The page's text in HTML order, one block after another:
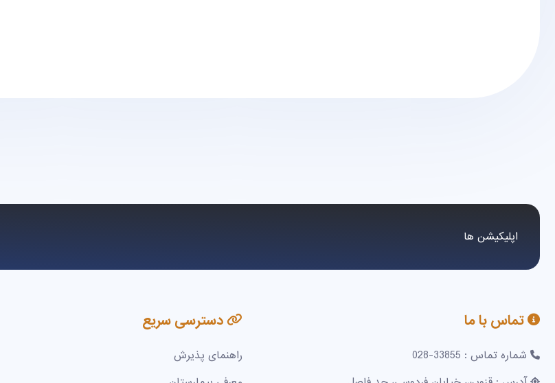
اپلیکیشن ها
تماس با ما
شماره تماس : 33855-028
دسترسی سریع
راهنمای پذیرش